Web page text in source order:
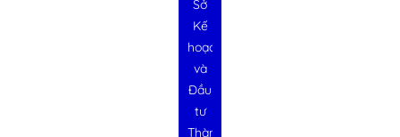
Sở
Kế
hoạch
và
Đầu
tư
Thành